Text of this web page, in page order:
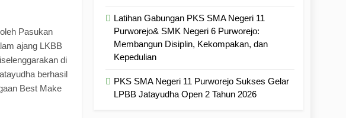
Pasukan
ajang LKBB
di
berhasil
Best Make
Latihan Gabungan PKS SMA Negeri 11
Purworejo& SMK Negeri 6 Purworejo:
Membangun Disiplin, Kekompakan, dan
Kepedulian
PKS SMA Negeri 11 Purworejo Sukses Gelar
LPBB Jatayudha Open 2 Tahun 2026